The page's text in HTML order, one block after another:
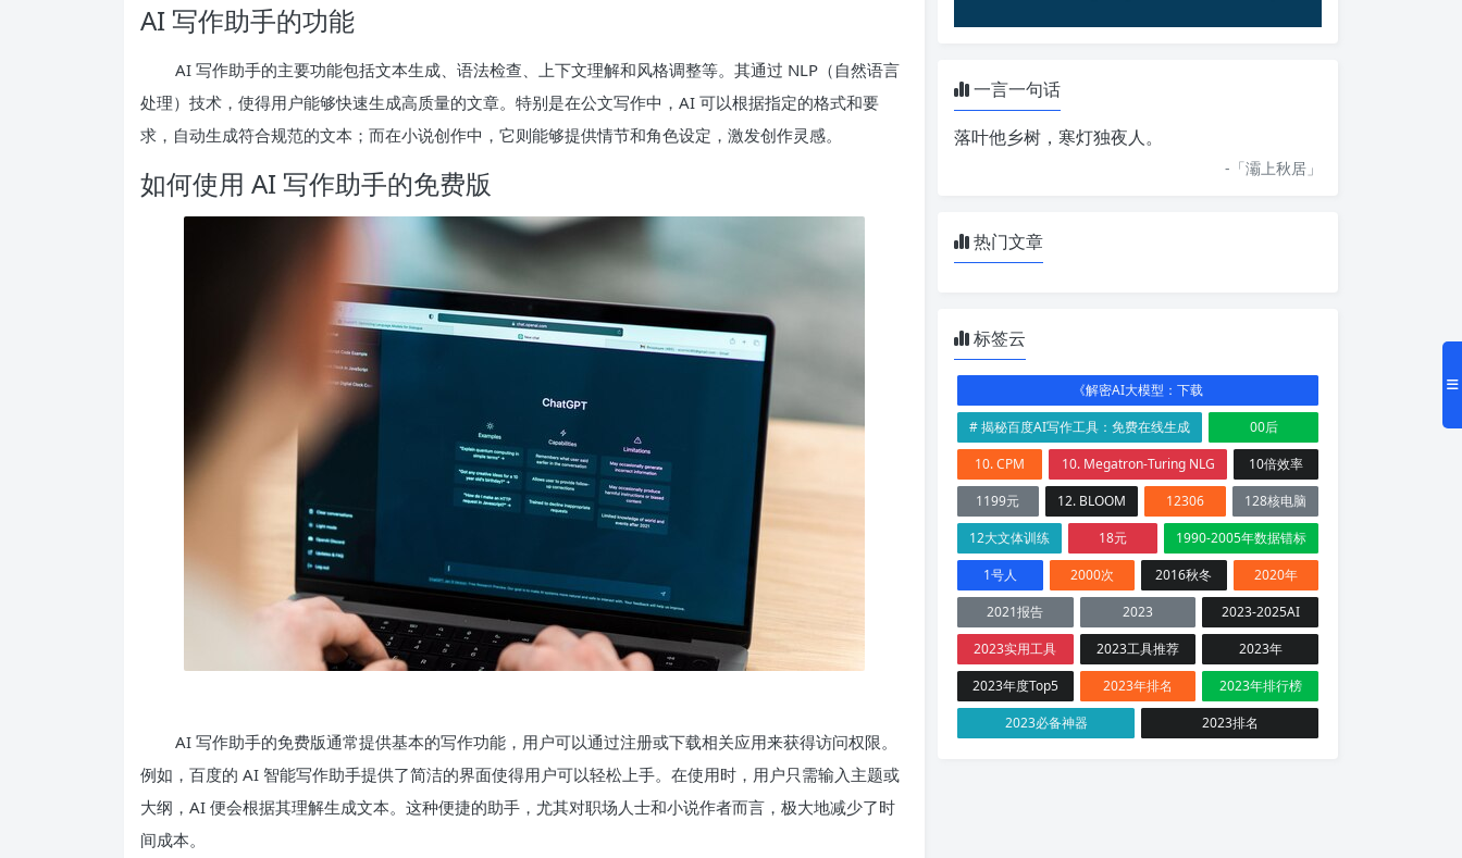
AI 写作助手的功能
AI 写作助手的主要功能包括文本生成、语法检查、上下文理解和风格调整等。其通过 NLP（自然语言
处理）技术，使得用户能够快速生成高质量的文章。特别是在公文写作中，AI 可以根据指定的格式和要
求，自动生成符合规范的文本；而在小说创作中，它则能够提供情节和角色设定，激发创作灵感。
如何使用 AI 写作助手的免费版
AI 写作助手的免费版通常提供基本的写作功能，用户可以通过注册或下载相关应用来获得访问权限。
例如，百度的 AI 智能写作助手提供了简洁的界面使得用户可以轻松上手。在使用时，用户只需输入主题或
大纲，AI 便会根据其理解生成文本。这种便捷的助手，尤其对职场人士和小说作者而言，极大地减少了时
间成本。
一言一句话
落叶他乡树，寒灯独夜人。
-「灞上秋居 」
热门文章
标签云
《解密AI大模型：下载
# 揭秘百度AI写作工具：免费在线生成
00后
10. CPM
10. Megatron-Turing NLG
10倍效率
1199元
12. BLOOM 12306
128核电脑
12大文体训练
18元
1990-2005年数据错标
1号人
2000次 2016秋冬
2020年
2021报告
2023
2023-2025AI
2023实用工具
2023工具推荐
2023年
2023年度Top5
2023年排名
2023年排行榜
2023必备神器
2023排名